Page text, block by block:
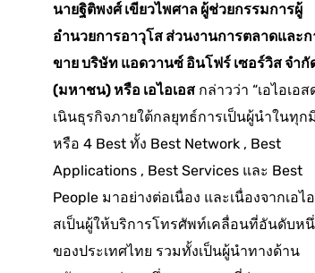
นายฐิติพงศ์ เขียวไพศาล ผู้ช่วยกรรมการผู้
อำนวยการอาวุโส ส่วนงานการตลาดและก
ขาย บริษัท แอดวานซ์ อินโฟร์ เซอร์วิส จำกั
(มหาชน) หรือ เอไอเอสกล่าวว่า “เอไอเอส
เนินธุรกิจภายใต้กลยุทธ์การเป็นผู้นำในทุก
หรือ 4 Best ทั้ง Best Network , Best
Applications , Best Services และ Best
People มาอย่างต่อเนื่อง และเนื่องจากเอไอ
สเป็นผู้ให้บริการโทรศัพท์เคลื่อนที่อันดับห
ของประเทศไทย รวมทั้งเป็นผู้นำทางด้าน